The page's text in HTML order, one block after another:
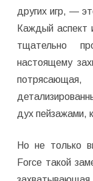
других игр, —
Каждый аспект
тщательно
настоящему
дух пейзажами,
Но не только
Force такой